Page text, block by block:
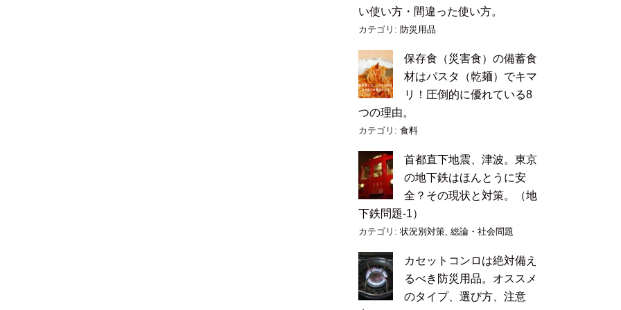
い使い方・間違った使い方。
カテゴリ: 防災用品
保存食（災害食）の備蓄食
材はパスタ（乾麺）でキマ
リ！圧倒的に優れている8
つの理由。
カテゴリ:食料
首都直下地震、津波。東京
の地下鉄はほんとうに安
全？その現状と対策。（地
下鉄問題-1）
カテゴリ:状況別対策,総論・社会問題
カセットコンロは絶対備え
るべき防災用品。オススメ
のタイプ、選び方、注意